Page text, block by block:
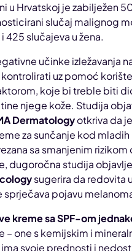
u Hrvatskoj je zabilježen
slučaj malignog
425 slučajeva u žena.
učinke izležavanja
uz pomoć
koje bi treble biti
njege kože. Studija
Dermatologyotkriva da
za sunčanje kod
sa smanjenim
dugoročna studija
sugerira da redovita
sprječava pojavu
kreme sa SPF-om
– one s kemijskim i
ima svoje prednosti i